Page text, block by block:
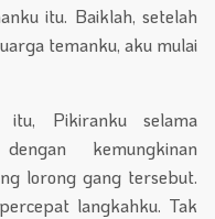
itu. Baiklah, setelah
temanku, aku mulai
Pikiranku selama
kemungkinan
lorong gang tersebut.
langkahku. Tak